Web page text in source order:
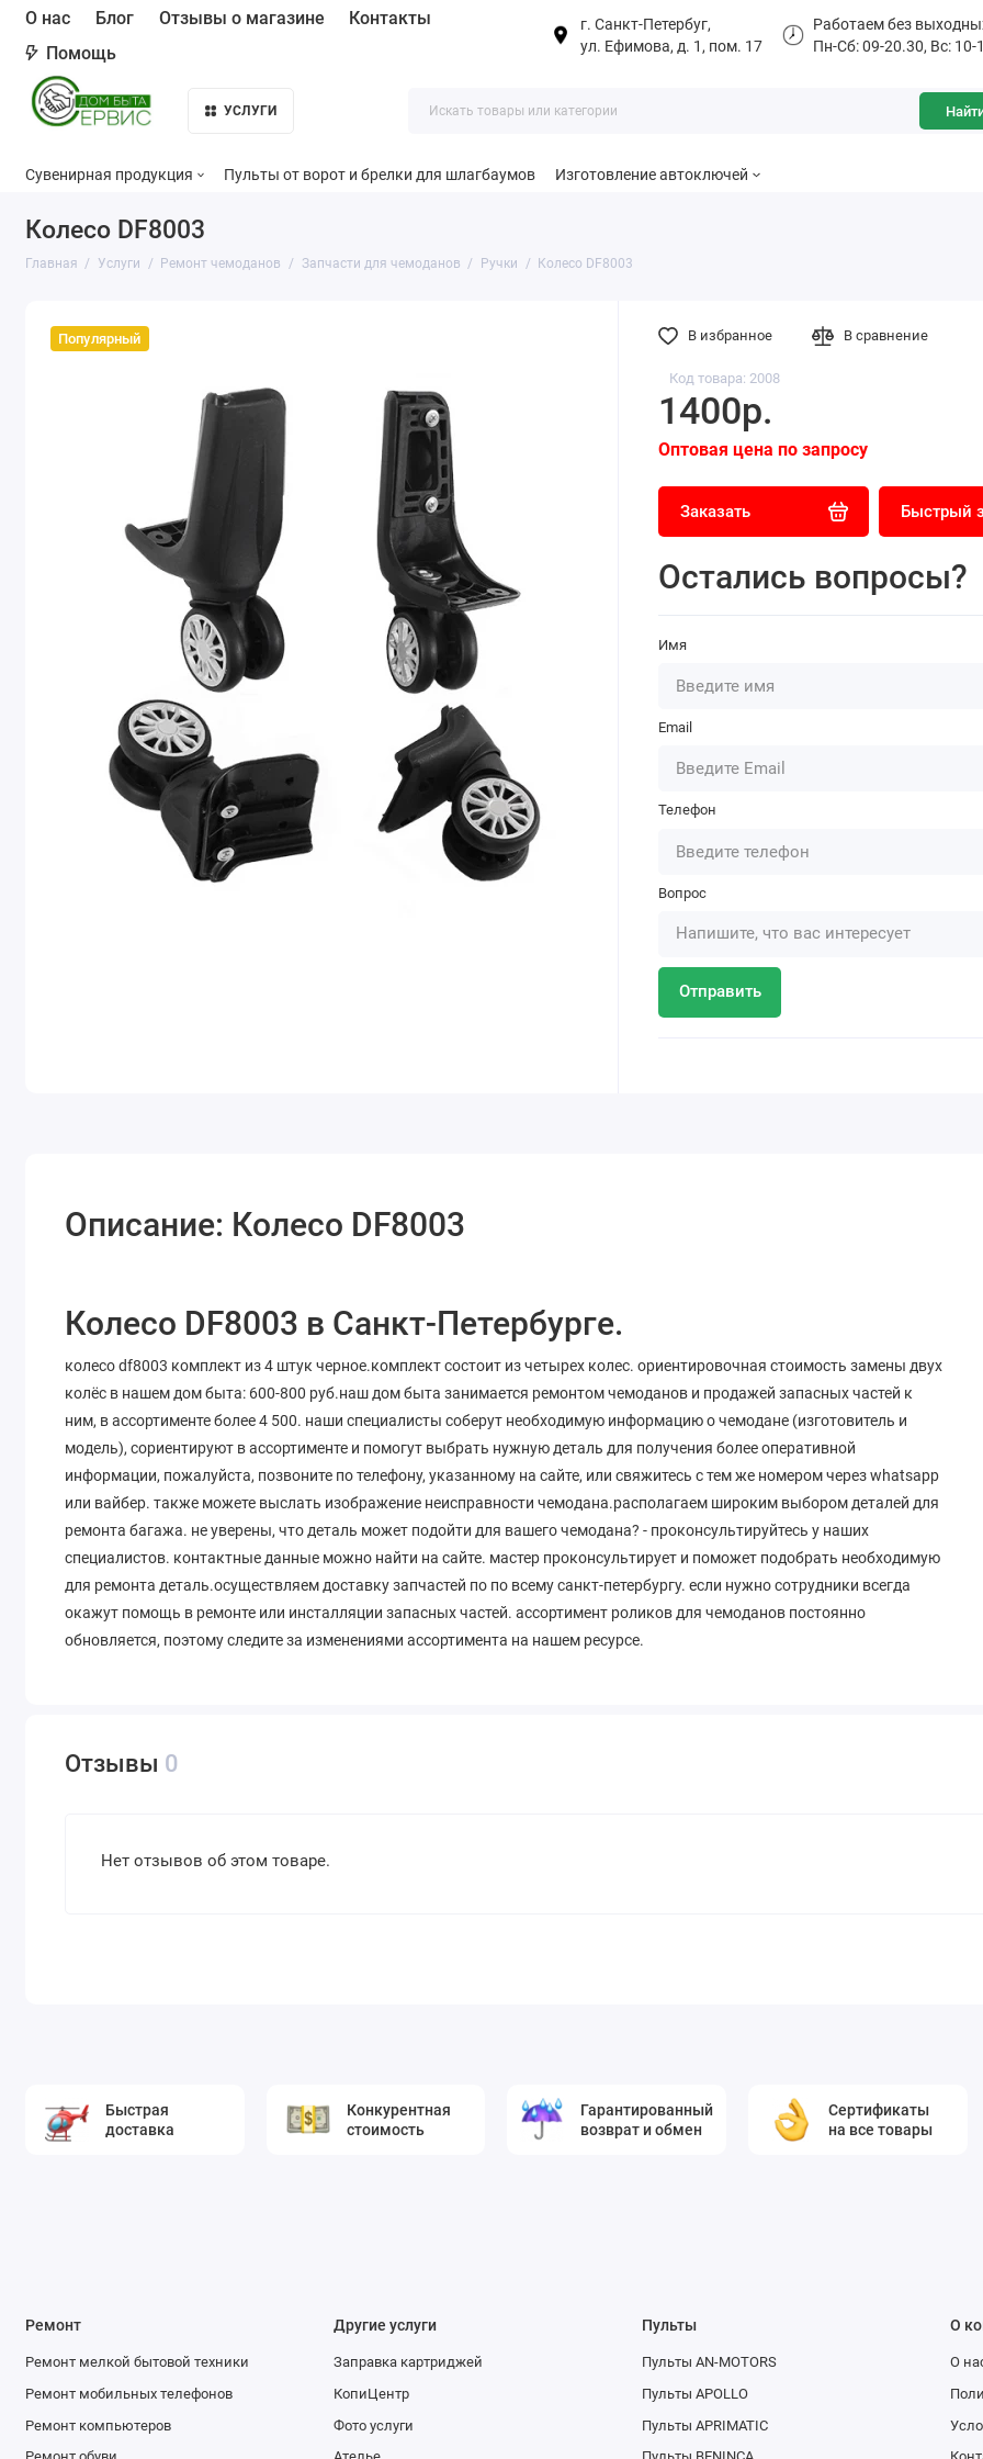
О нас Блог Отзывы о магазине
Контакты
Помощь
г. Санкт-Петербуг,
ул. Ефимова, д. 1, пом. 17
Работаем без
Пн-Сб: 09-20.30, Вс: 10-
УСЛУГИ
Сувенирная продукция Пульты от ворот и брелки для шлагбаумов Изготовление автоключей
Колесо DF8003
Главная Услуги Ремонт чемоданов Запчасти для чемоданов Ручки Колесо DF8003
Популярный
Код товара: 2008
1400р.
Оптовая цена по запросу
Заказать Быстрый
Остались вопросы?
Имя
Email
Телефон
Вопрос
Отправить
В избранное В сравнение
Описание: Колесо DF8003
Колесо DF8003 в Санкт-Петербурге.
колесо df8003 комплект из 4 штук черное.комплект состоит из четырех колес. ориентировочная стоимость замены двух
колёс в нашем дом быта: 600-800 руб.наш дом быта занимается ремонтом чемоданов и продажей запасных частей к
ним, в ассортименте более 4 500. наши специалисты соберут необходимую информацию о чемодане (изготовитель и
модель), сориентируют в ассортименте и помогут выбрать нужную деталь для получения более оперативной
информации, пожалуйста, позвоните по телефону, указанному на сайте, или свяжитесь с тем же номером через whatsapp
или вайбер. также можете выслать изображение неисправности чемодана.располагаем широким выбором деталей для
ремонта багажа. не уверены, что деталь может подойти для вашего чемодана? - проконсультируйтесь у наших
специалистов. контактные данные можно найти на сайте. мастер проконсультирует и поможет подобрать необходимую
для ремонта деталь.осуществляем доставку запчастей по по всему санкт-петербургу. если нужно сотрудники всегда
окажут помощь в ремонте или инсталляции запасных частей. ассортимент роликов для чемоданов постоянно
обновляется, поэтому следите за изменениями ассортимента на нашем ресурсе.
Отзывы 0
Нет отзывов об этом товаре.
Быстрая
доставка
Конкурентная
стоимость
Гарантированный
возврат и обмен
Сертификаты
на все товары
Ремонт
Ремонт мелкой бытовой техники
Ремонт мобильных телефонов
Ремонт компьютеров
Другие услуги
Заправка картриджей
КопиЦентр
Фото услуги
Пульты
Пульты AN-MOTORS
Пульты APOLLO
Пульты APRIMATIC
О
О